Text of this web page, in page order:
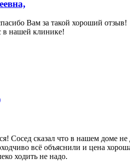
Вам за такой хороший отзыв!
в нашей клинике!
Сосед сказал что в нашем доме
всё объяснили и цена
ходить не надо.